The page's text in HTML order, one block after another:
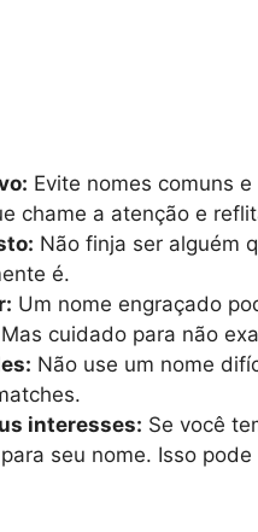
Evite nomes comuns e
chame a atenção e
Não finja ser alguém
é.
Um nome engraçado
cuidado para não
Não use um nome
interesses: Se você
seu nome. Isso